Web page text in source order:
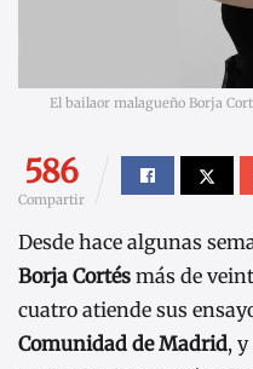
El bailaor malagueño Borja
586
Compartir
Desde hace algunas
Borja Cortés más de
cuatro atiende sus
Comunidad de Madrid,